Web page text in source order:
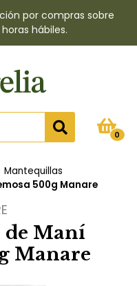
por compras sobre
hábiles.
0
Mantequillas
500g Manare
Maní
Manare